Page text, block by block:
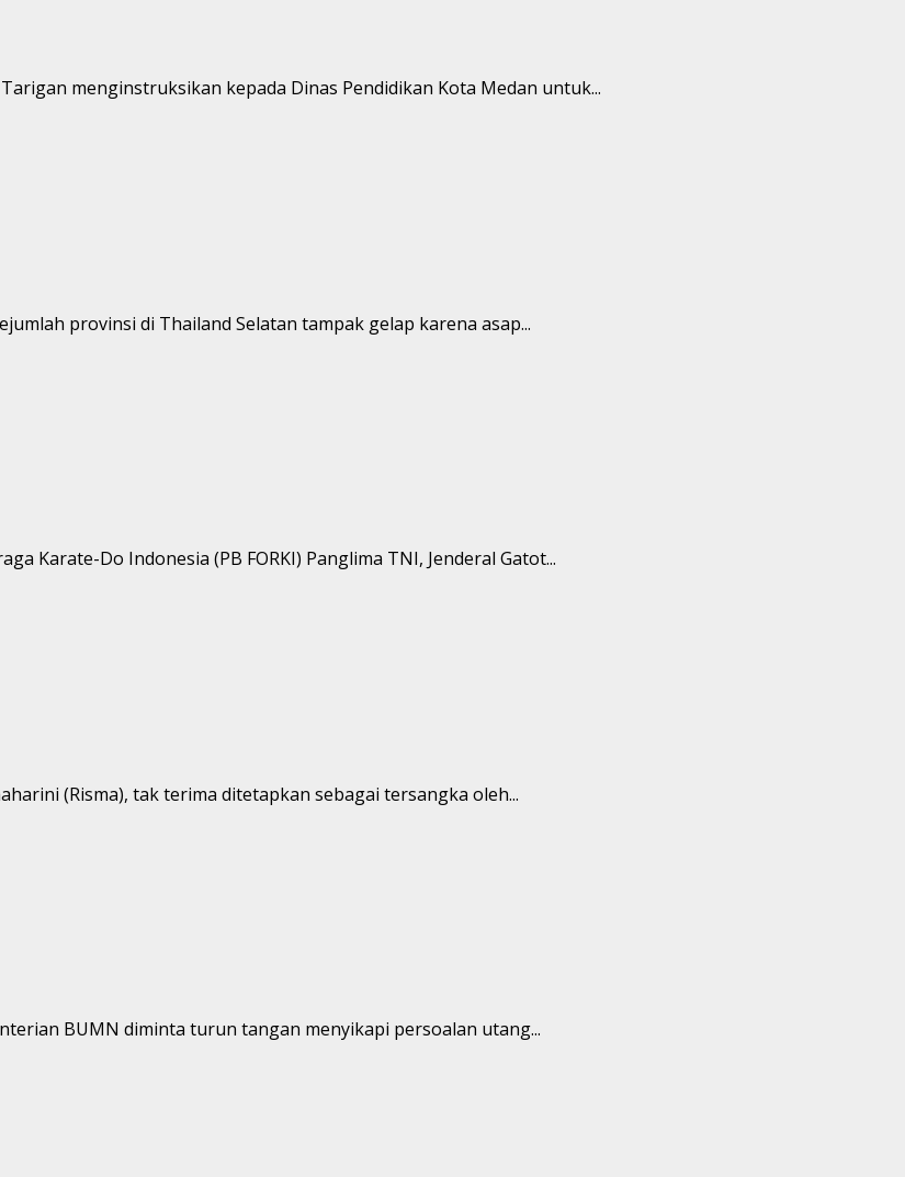
menginstruksikan kepada Dinas Pendidikan Kota Medan untuk...
provinsi di Thailand Selatan tampak gelap karena asap...
Karate-Do Indonesia (PB FORKI) Panglima TNI, Jenderal Gatot...
(Risma), tak terima ditetapkan sebagai tersangka oleh...
BUMN diminta turun tangan menyikapi persoalan utang...